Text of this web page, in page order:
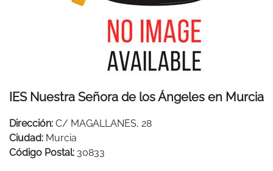
IES Nuestra Señora de los Ángeles en Murcia
Dirección: C/ MAGALLANES, 28
Ciudad: Murcia
Código Postal: 30833